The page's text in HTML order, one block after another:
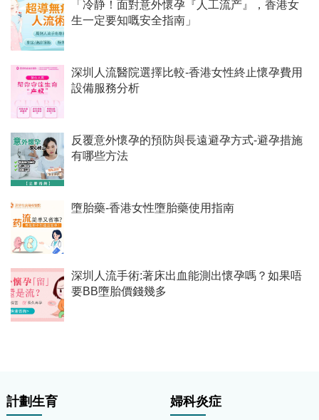
「冷静！面對意外懷孕『人工流产』，香港女
生一定要知嘅安全指南」
深圳人流醫院選擇比較-香港女性終止懷孕費用
設備服務分析
反覆意外懷孕的預防與長遠避孕方式-避孕措施
有哪些方法
墮胎藥-香港女性墮胎藥使用指南
深圳人流手術:著床出血能測出懷孕嗎？如果唔
要BB墮胎價錢幾多
計劃生育 婦科炎症